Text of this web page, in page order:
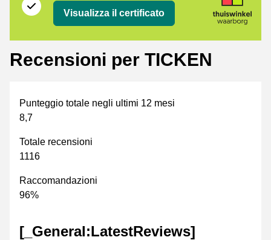
Visualizza il certificato
Recensioni per TICKEN
Punteggio totale negli ultimi 12 mesi
8,7
Totale recensioni
1116
Raccomandazioni
96%
[_General:LatestReviews]